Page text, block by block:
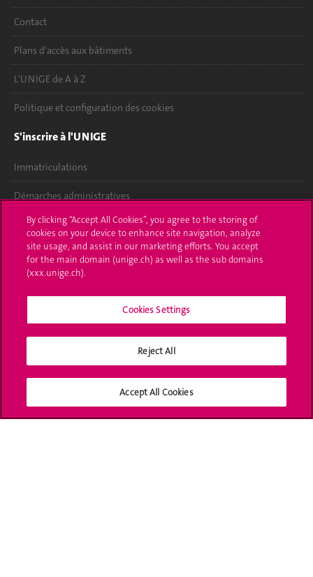
Contact
Plans d'accès aux bâtiments
L'UNIGE de A à Z
Politique et configuration des cookies
S'inscrire à l'UNIGE
Immatriculations
Démarches administratives
Poser une question
L'UNIGE vous informe
Offres d'emploi
Bibliothèque
By clicking “Accept All Cookies”, you agree to the storing of
cookies on your device to enhance site navigation, analyze
site usage, and assist in our marketing efforts. You accept
for the main domain (unige.ch) as well as the sub domains
(xxx.unige.ch).
Cookies Settings
Reject All
Accept All Cookies